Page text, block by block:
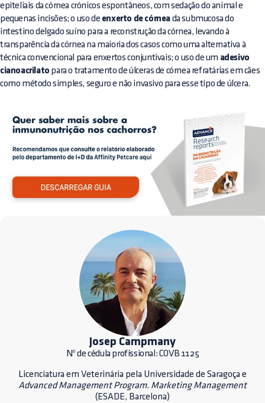
epiteliais da córnea crónicos espontâneos, com sedação do animal e
pequenas incisões; o uso de enxerto de córnea da submucosa do
intestino delgado suíno para a reconstrução da córnea, levando à
transparência da córnea na maioria dos casos como uma alternativa à
técnica convencional para enxertos conjuntivais; o uso de um adesivo
cianoacrilato para o tratamento de úlceras de córnea refratárias em cães
como método simples, seguro e não invasivo para esse tipo de úlcera.
Josep Campmany
Nº de cédula profissional: COVB 1125
Licenciatura em Veterinária pela Universidade de Saragoça e
Advanced Management Program. Marketing Management
(ESADE, Barcelona)